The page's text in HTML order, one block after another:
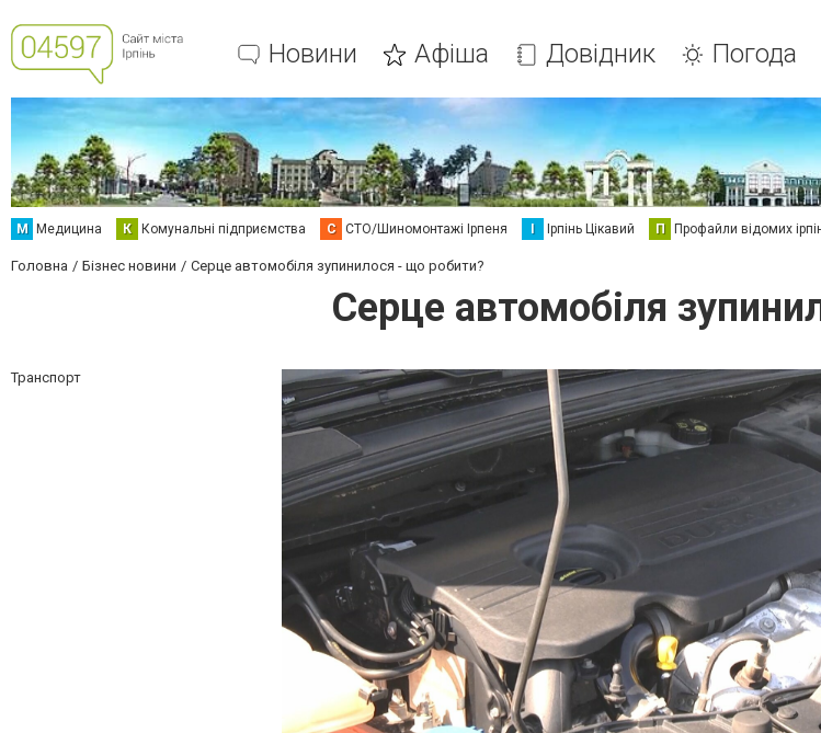
Новини Афіша Довідник Погода
М Медицина К Комунальні підприємства С СТО/Шиномонтажі Ірпеня І Ірпінь Цікавий П Профайли відомих
Головна Бізнес новини Серце автомобіля зупинилося - що робити?
Серце автомобіля
Транспорт